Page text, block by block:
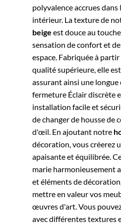
polyvalence accrues
intérieur. La texture de
beige est douce au
sensation de confort et
espace. Fabriquée à
qualité supérieure, elle
assurant ainsi une longue
fermeture Éclair discrète
installation facile et
de changer de housse de
d'œil. En ajoutant notre
décoration, vous créerez
apaisante et équilibrée.
marie harmonieusement
et éléments de
mettre en valeur vos
œuvres d'art. Vous
avec différentes textures